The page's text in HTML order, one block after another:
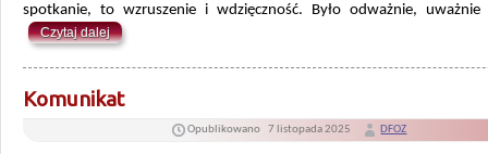
spotkanie, to wzruszenie i wdzięczność. Było odważnie,
Czytaj dalej
Komunikat
Opublikowano 7 listopada 2025 DFOZ